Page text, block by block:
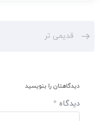
قدیمی تر
دیدگاهتان را بنویسید
دیدگاه *